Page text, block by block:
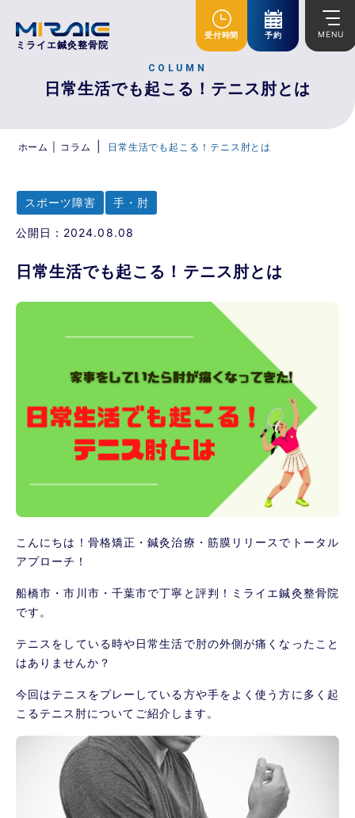
ミライエ鍼灸整骨院
受付時間 予約 MENU
COLUMN
日常生活でも起こる！テニス肘とは
ホーム コラム 日常生活でも起こる！テニス肘とは
スポーツ障害 手・肘
公開日：2024.08.08
日常生活でも起こる！テニス肘とは
こんにちは！骨格矯正・鍼灸治療・筋膜リリースでトータル
アプローチ！
船橋市・市川市・千葉市で丁寧と評判！ミライエ鍼灸整骨院
です。
テニスをしている時や日常生活で肘の外側が痛くなったこと
はありませんか？
今回はテニスをプレーしている方や手をよく使う方に多く起
こるテニス肘についてご紹介します。